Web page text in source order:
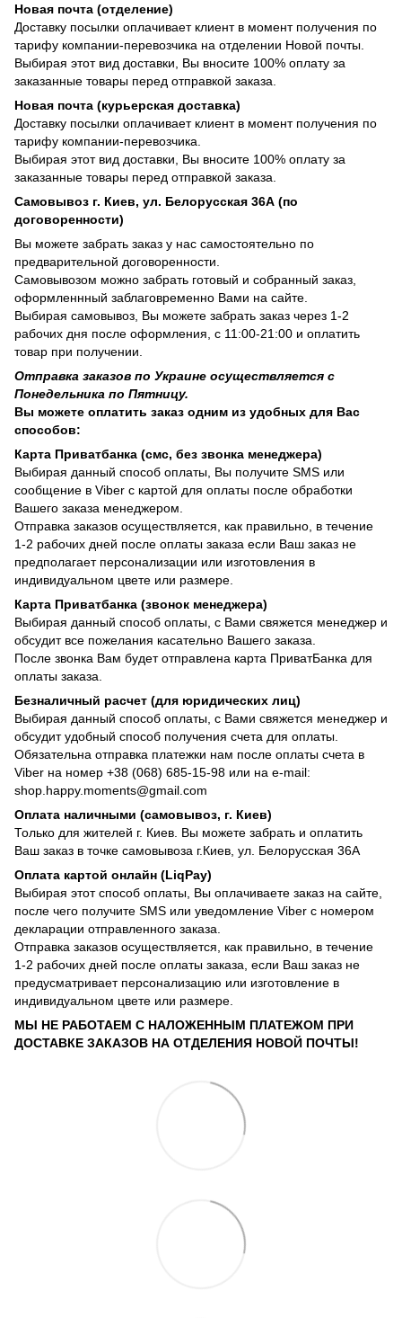
Новая почта (отделение)
Доставку посылки оплачивает клиент в момент получения по
тарифу компании-перевозчика на отделении Новой почты.
Выбирая этот вид доставки, Вы вносите 100% оплату за
заказанные товары перед отправкой заказа.
Новая почта (курьерская доставка)
Доставку посылки оплачивает клиент в момент получения по
тарифу компании-перевозчика.
Выбирая этот вид доставки, Вы вносите 100% оплату за
заказанные товары перед отправкой заказа.
Самовывоз г. Киев, ул. Белорусская 36А (по
договоренности)
Вы можете забрать заказ у нас самостоятельно по
предварительной договоренности.
Самовывозом можно забрать готовый и собранный заказ,
оформленнный заблаговременно Вами на сайте.
Выбирая самовывоз, Вы можете забрать заказ через 1-2
рабочих дня после оформления, с 11:00-21:00 и оплатить
товар при получении.
Отправка заказов по Украине осуществляется с
Понедельника по Пятницу.
Вы можете оплатить заказ одним из удобных для Вас
способов:
Карта Приватбанка (смс, без звонка менеджера)
Выбирая данный способ оплаты, Вы получите SMS или
сообщение в Viber с картой для оплаты после обработки
Вашего заказа менеджером.
Отправка заказов осуществляется, как правильно, в течение
1-2 рабочих дней после оплаты заказа если Ваш заказ не
предполагает персонализации или изготовления в
индивидуальном цвете или размере.
Карта Приватбанка (звонок менеджера)
Выбирая данный способ оплаты, с Вами свяжется менеджер и
обсудит все пожелания касательно Вашего заказа.
После звонка Вам будет отправлена карта ПриватБанка для
оплаты заказа.
Безналичный расчет (для юридических лиц)
Выбирая данный способ оплаты, с Вами свяжется менеджер и
обсудит удобный способ получения счета для оплаты.
Обязательна отправка платежки нам после оплаты счета в
Viber на номер +38 (068) 685-15-98 или на e-mail:
shop.happy.moments@gmail.com
Оплата наличными (самовывоз, г. Киев)
Только для жителей г. Киев. Вы можете забрать и оплатить
Ваш заказ в точке самовывоза г.Киев, ул. Белорусская 36А
Оплата картой онлайн (LiqPay)
Выбирая этот способ оплаты, Вы оплачиваете заказ на сайте,
после чего получите SMS или уведомление Viber с номером
декларации отправленного заказа.
Отправка заказов осуществляется, как правильно, в течение
1-2 рабочих дней после оплаты заказа, если Ваш заказ не
предусматривает персонализацию или изготовление в
индивидуальном цвете или размере.
МЫ НЕ РАБОТАЕМ С НАЛОЖЕННЫМ ПЛАТЕЖОМ ПРИ
ДОСТАВКЕ ЗАКАЗОВ НА ОТДЕЛЕНИЯ НОВОЙ ПОЧТЫ!